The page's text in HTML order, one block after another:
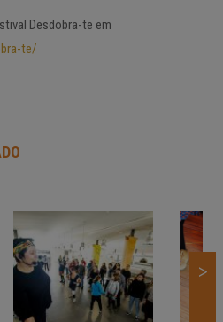
Desdobra-te em
te/
>